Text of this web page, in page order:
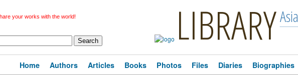
your works with the world! LIBRARYAsia
Home Authors Articles Books Photos Files Diaries Biographies